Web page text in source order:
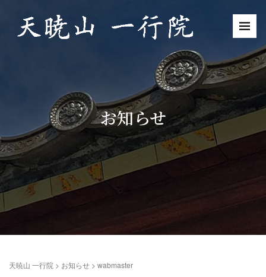
お知らせ
天暁山 一行院 > お知らせ > wabmaster